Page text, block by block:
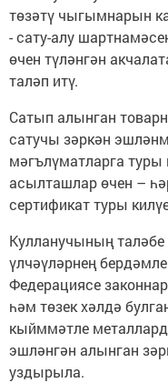
төзәтү чыгымнарын
- сату-алу
өчен түләнгән
таләп итү.
Сатып алынган
сатучы зәркән
мәгълүматларга
асылташлар өчен –
сертификат туры
Кулланучының
үлчәүләрнең
Федерациясе
һәм төзек хәлдә
кыйммәтле
эшләнгән алынган
уздырыла.